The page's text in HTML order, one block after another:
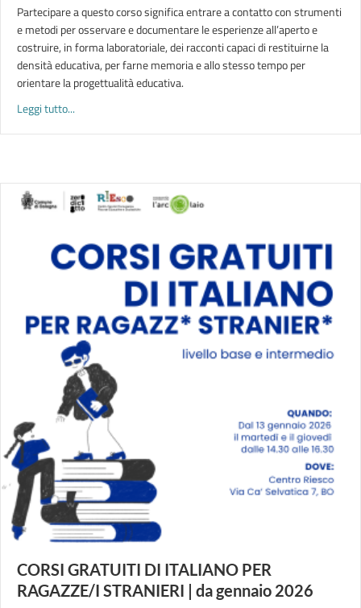
Partecipare a questo corso significa entrare a contatto con strumenti
e metodi per osservare e documentare le esperienze all’aperto e
costruire, in forma laboratoriale, dei racconti capaci di restituirne la
densità educativa, per farne memoria e allo stesso tempo per
orientare la progettualità educativa.
Leggi tutto...
CORSI GRATUITI DI ITALIANO PER
RAGAZZE/I STRANIERI | da gennaio 2026